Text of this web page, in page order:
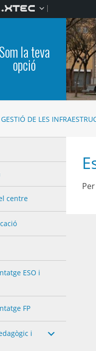
Som la teva
opció
DE LES
centre
ESO i
FP
i